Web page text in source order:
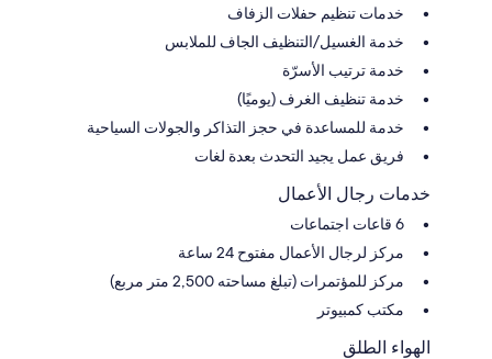
خدمات تنظيم حفلات الزفاف
خدمة الغسيل/التنظيف الجاف للملابس
خدمة ترتيب الأسرّة
خدمة تنظيف الغرف (يوميًا)
خدمة للمساعدة في حجز التذاكر والجولات السياحية
فريق عمل يجيد التحدث بعدة لغات
خدمات رجال الأعمال
6 قاعات اجتماعات
مركز لرجال الأعمال مفتوح 24 ساعة
مركز للمؤتمرات (تبلغ مساحته 2,500 متر مربع)
مكتب كمبيوتر
الهواء الطلق